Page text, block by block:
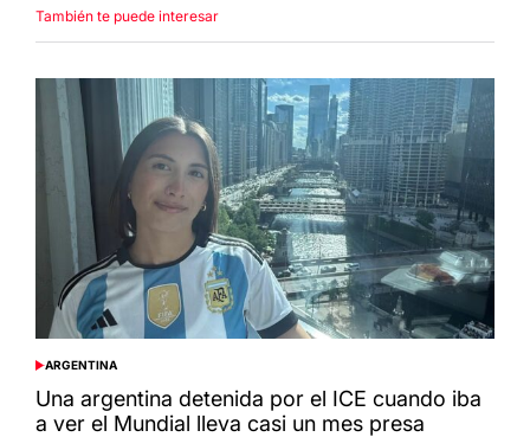
También te puede interesar
POSTED
IN
ARGENTINA
Una argentina detenida por el ICE cuando iba
a ver el Mundial lleva casi un mes presa